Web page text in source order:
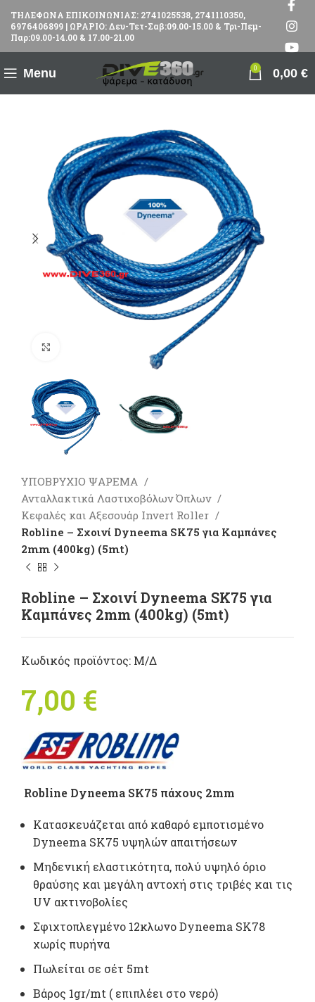
ΤΗΛΕΦΩΝΑ ΕΠΙΚΟΙΝΩΝΙΑΣ: 2741025538, 2741110350,
6976406899 | ΩΡΑΡΙΟ: Δευ-Τετ-Σαβ:09.00-15.00 & Τρι-Πεμ-
Παρ:09.00-14.00 & 17.00-21.00
Menu 0 0,00 €
Πατήστε για μεγέθυνση
ΥΠΟΒΡΥΧΙΟ ΨΑΡΕΜΑ
Ανταλλακτικά Λαστιχοβόλων Όπλων
Κεφαλές και Αξεσουάρ Invert Roller
Robline – Σχοινί Dyneema SK75 για Καμπάνες
2mm (400kg) (5mt)
Robline – Σχοινί Dyneema SK75 για
Καμπάνες 2mm (400kg) (5mt)
Κωδικός προϊόντος: Μ/Δ
7,00 €
Robline Dyneema SK75 πάχους 2mm
Κατασκευάζεται από καθαρό εμποτισμένο
Dyneema SK75 υψηλών απαιτήσεων
Mηδενική ελαστικότητα, πολύ υψηλό όριο
θραύσης και μεγάλη αντοχή στις τριβές και τις
UV ακτινοβολίες
Σφιχτοπλεγμένο 12κλωνο Dyneema SK78
χωρίς πυρήνα
Πωλείται σε σέτ 5mt
Bάρος 1gr/mt ( επιπλέει στο νερό)